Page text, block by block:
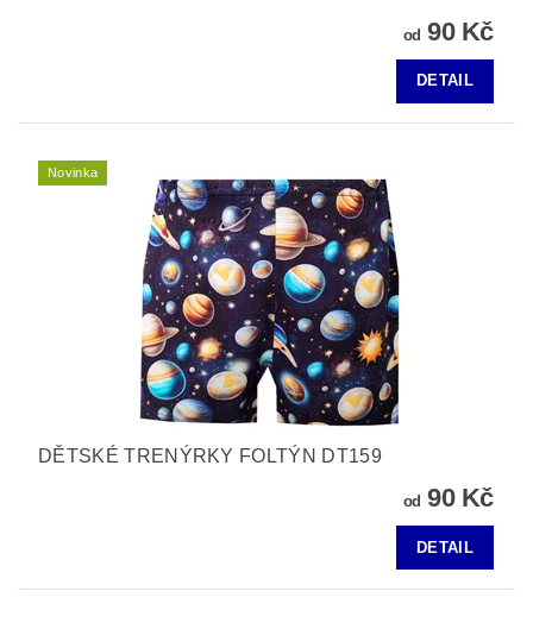
od 90 Kč
DETAIL
Novinka
DĚTSKÉ TRENÝRKY FOLTÝN DT159
od 90 Kč
DETAIL